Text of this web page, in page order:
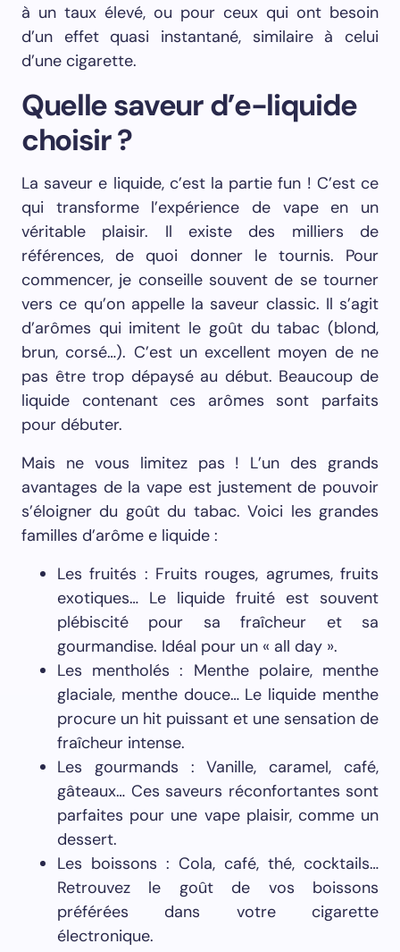
à un taux élevé, ou pour ceux qui ont besoin
d’un effet quasi instantané, similaire à celui
d’une cigarette.
Quelle saveur d’e-liquide
choisir ?
La saveur e liquide, c’est la partie fun ! C’est ce
qui transforme l’expérience de vape en un
véritable plaisir. Il existe des milliers de
références, de quoi donner le tournis. Pour
commencer, je conseille souvent de se tourner
vers ce qu’on appelle la saveur classic. Il s’agit
d’arômes qui imitent le goût du tabac (blond,
brun, corsé…). C’est un excellent moyen de ne
pas être trop dépaysé au début. Beaucoup de
liquide contenant ces arômes sont parfaits
pour débuter.
Mais ne vous limitez pas ! L’un des grands
avantages de la vape est justement de pouvoir
s’éloigner du goût du tabac. Voici les grandes
familles d’arôme e liquide :
Les fruités : Fruits rouges, agrumes, fruits
exotiques… Le liquide fruité est souvent
plébiscité pour sa fraîcheur et sa
gourmandise. Idéal pour un « all day ».
Les mentholés : Menthe polaire, menthe
glaciale, menthe douce… Le liquide menthe
procure un hit puissant et une sensation de
fraîcheur intense.
Les gourmands : Vanille, caramel, café,
gâteaux… Ces saveurs réconfortantes sont
parfaites pour une vape plaisir, comme un
dessert.
Les boissons : Cola, café, thé, cocktails…
Retrouvez le goût de vos boissons
préférées dans votre cigarette
électronique.